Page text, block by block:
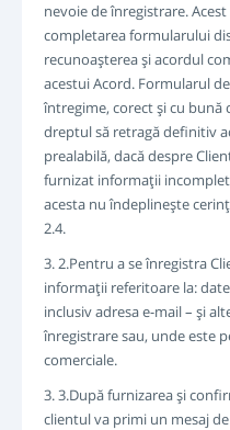
nevoie de înregistrare.
completarea formularului
recunoaşterea şi acordul
acestui Acord. Formularul
întregime, corect şi cu bună
dreptul să retragă definitiv
prealabilă, dacă despre
furnizat informaţii
acesta nu îndeplineşte
2.4.
3. 2.Pentru a se înregistra
informaţii referitoare la:
inclusiv adresa e-mail – şi
înregistrare sau, unde este
comerciale.
3. 3.După furnizarea şi
clientul va primi un mesaj